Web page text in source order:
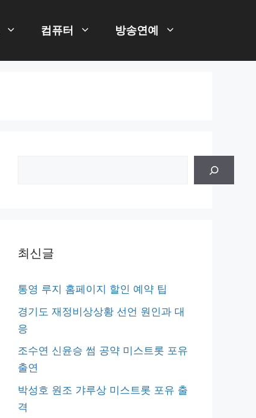
컴퓨터 방송연예
최신글
통영 루지 홈페이지 할인 예약 팁
경기도 재정비상상황 선언 원인과 대
응
조수연 신윤승 썸 공약 미스트롯 포유
출연
박성호 원조 갸루상 미스트롯 포유 출
격